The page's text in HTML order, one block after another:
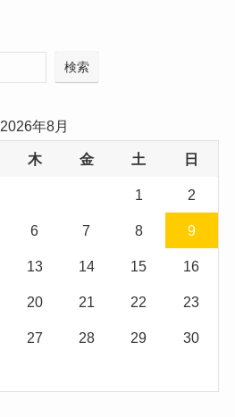
検索
2026年8月
木 金 土 日
1 2
6 7 8 9
13 14 15 16
20 21 22 23
27 28 29 30